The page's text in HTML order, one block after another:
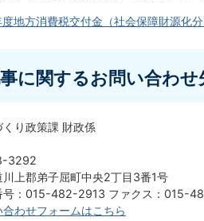
地方消費税交付金（社会保障財源化
に関するお問い合わせ
くり政策課 財政係
3292
川上郡弟子屈町中央2丁目3番1号
号：015-482-2913 ファクス：015-
合わせフォームはこちら